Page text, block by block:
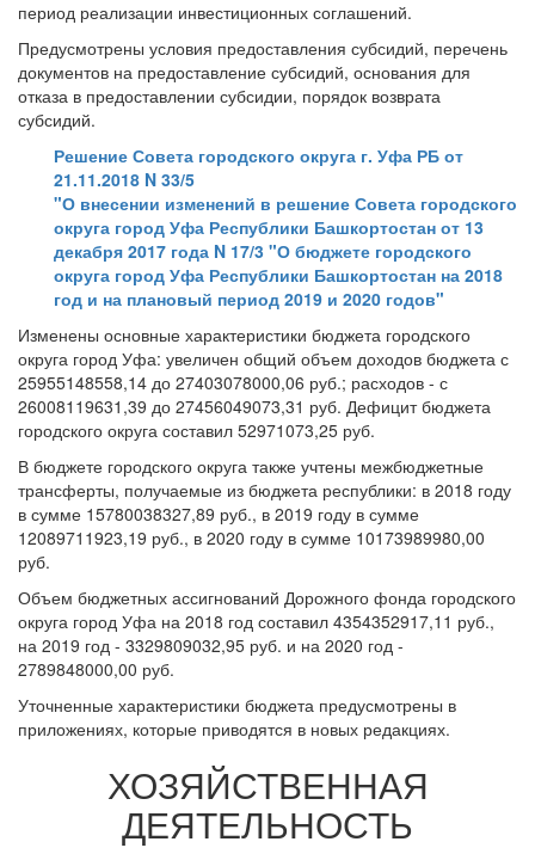
период реализации инвестиционных соглашений.
Предусмотрены условия предоставления субсидий, перечень
документов на предоставление субсидий, основания для
отказа в предоставлении субсидии, порядок возврата
субсидий.
Решение Совета городского округа г. Уфа РБ от
21.11.2018 N 33/5
"О внесении изменений в решение Совета городского
округа город Уфа Республики Башкортостан от 13
декабря 2017 года N 17/3 "О бюджете городского
округа город Уфа Республики Башкортостан на 2018
год и на плановый период 2019 и 2020 годов"
Изменены основные характеристики бюджета городского
округа город Уфа: увеличен общий объем доходов бюджета с
25955148558,14 до 27403078000,06 руб.; расходов - с
26008119631,39 до 27456049073,31 руб. Дефицит бюджета
городского округа составил 52971073,25 руб.
В бюджете городского округа также учтены межбюджетные
трансферты, получаемые из бюджета республики: в 2018 году
в сумме 15780038327,89 руб., в 2019 году в сумме
12089711923,19 руб., в 2020 году в сумме 10173989980,00
руб.
Объем бюджетных ассигнований Дорожного фонда городского
округа город Уфа на 2018 год составил 4354352917,11 руб.,
на 2019 год - 3329809032,95 руб. и на 2020 год -
2789848000,00 руб.
Уточненные характеристики бюджета предусмотрены в
приложениях, которые приводятся в новых редакциях.
ХОЗЯЙСТВЕННАЯ
ДЕЯТЕЛЬНОСТЬ